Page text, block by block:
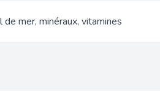
mer, minéraux, vitamines